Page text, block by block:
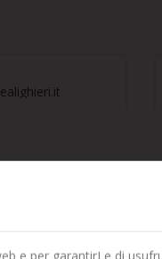
e per garantirLe di
augura una Buona